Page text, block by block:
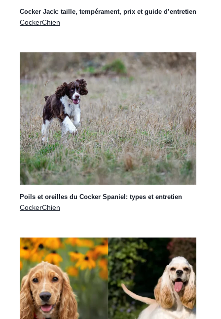
mars 13, 2025 | CockerChien | Mode de vie du Cocker
Cocker chocolat et feu: une robe rare et
magnifique
mars 10, 2025 CockerChien | Couleur du Cocker
Cocker Jack: taille, tempérament, prix et guide d’entretien
CockerChien
Poils et oreilles du Cocker Spaniel: types et entretien
CockerChien